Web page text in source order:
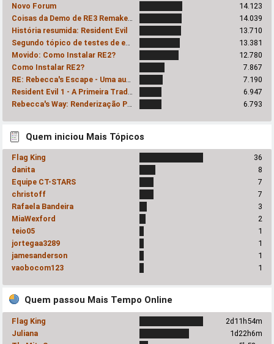
Novo Forum
14.123
14.039
História resumida: Resident Evil
13.710
13.381
Movido: Como Instalar RE2?
12.780
Como Instalar RE2?
7.867
7.190
6.947
6.793
Quem iniciou Mais Tópicos
Flag King
36
danita
8
Equipe CT-STARS
7
christoff
7
Rafaela Bandeira
3
MiaWexford
2
teio05
1
jortegaa3289
1
jamesanderson
1
vaobocom123
1
Quem passou Mais Tempo Online
Flag King
2d11h54m
Juliana
1d22h6m